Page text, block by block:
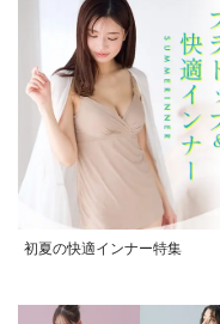
初夏の快適インナー特集